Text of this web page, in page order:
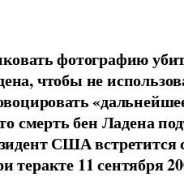
фотографию
чтобы не
смерть бен Ладена
США встретится
11 сентября